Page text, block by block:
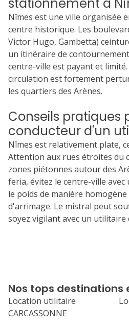
Nîmes est une ville organisée
centre historique. Les
Victor Hugo, Gambetta)
un itinéraire de
centre-ville est payant et
circulation est fortement
les quartiers des Arènes.
Conseils pratiques
conducteur d'un
Nîmes est relativement plate,
Attention aux rues étroites du
zones piétonnes autour des
feria, évitez le centre-ville
le poids de manière
d'arrimage. Le mistral peut
soyez vigilant avec un utilitaire
Nos tops destinations
Location utilitaire
CARCASSONNE